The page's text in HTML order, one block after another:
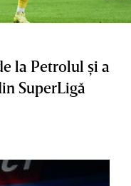
la Petrolul şi a
SuperLigă